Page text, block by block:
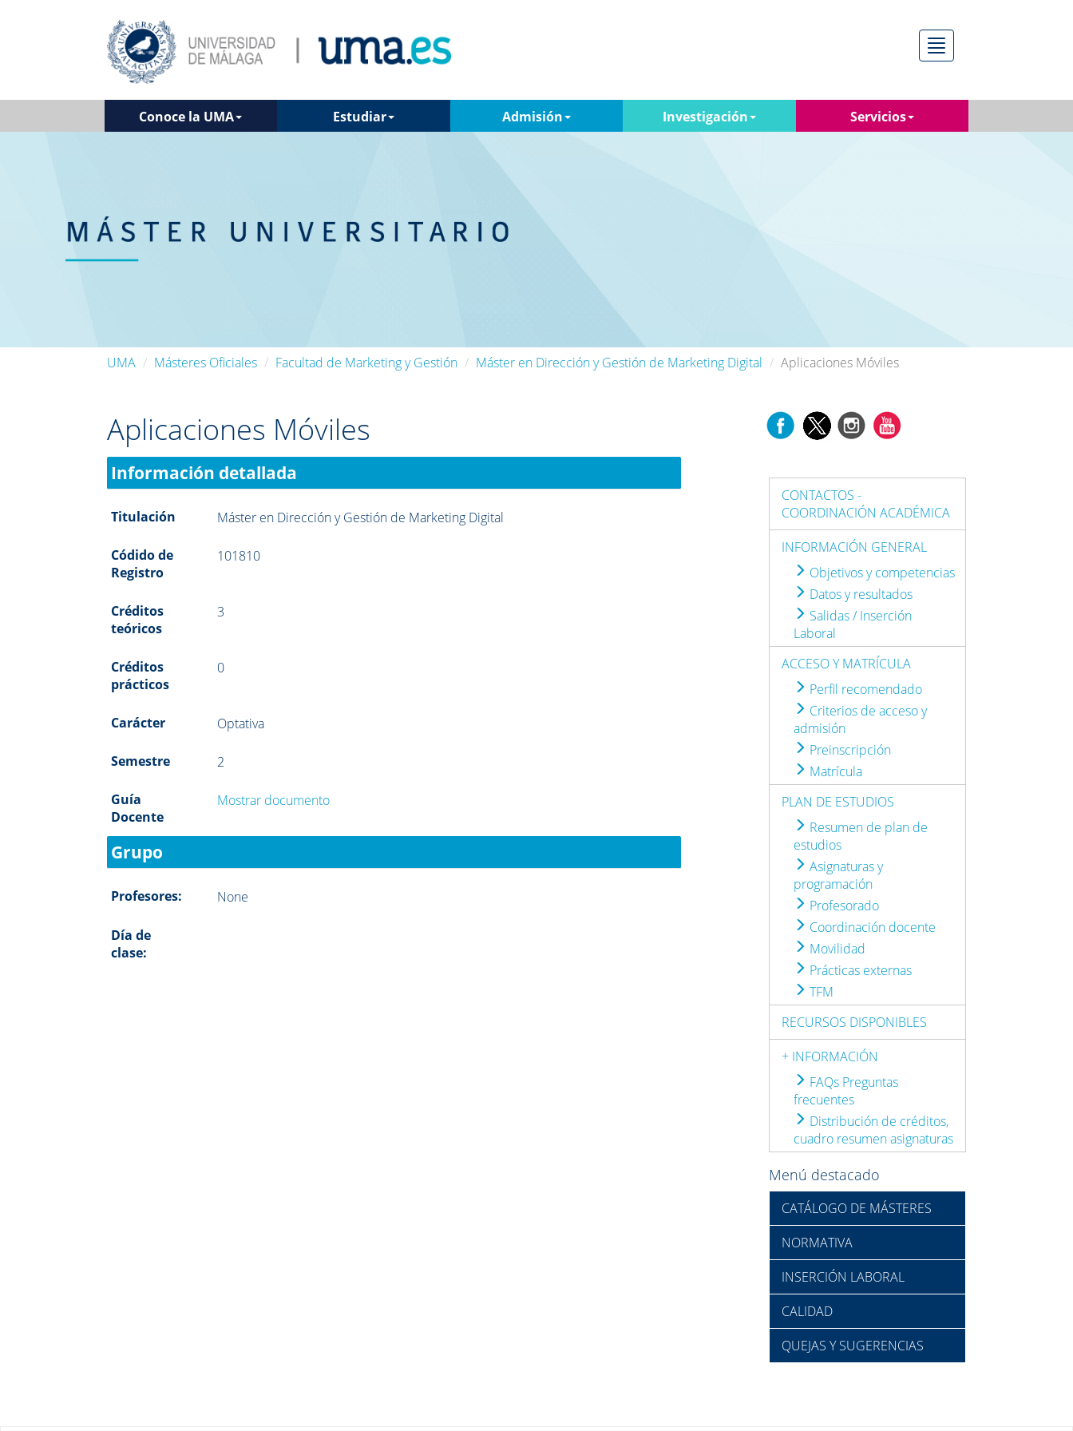
Menú
Conoce la UMA Estudiar Admisión Investigación Servicios
UMA Másteres Oficiales Facultad de Marketing y Gestión Máster en Dirección y Gestión de Marketing Digital Aplicaciones Móviles
Aplicaciones Móviles
Información detallada
Titulación Máster en Dirección y Gestión de Marketing Digital
Códido de
Registro
101810
Créditos
teóricos
3
Créditos
prácticos
0
Carácter Optativa
Semestre 2
Guía
Docente
Mostrar documento
Grupo
Profesores: None
Día de
clase:
CONTACTOS -
COORDINACIÓN ACADÉMICA
INFORMACIÓN GENERAL
Objetivos y competencias
Datos y resultados
Salidas / Inserción
Laboral
ACCESO Y MATRÍCULA
Perfil recomendado
Criterios de acceso y
admisión
Preinscripción
Matrícula
PLAN DE ESTUDIOS
Resumen de plan de
estudios
Asignaturas y
programación
Profesorado
Coordinación docente
Movilidad
Prácticas externas
TFM
RECURSOS DISPONIBLES
+ INFORMACIÓN
FAQs Preguntas
frecuentes
Distribución de créditos,
cuadro resumen asignaturas
Menú destacado
CATÁLOGO DE MÁSTERES
NORMATIVA
INSERCIÓN LABORAL
CALIDAD
QUEJAS Y SUGERENCIAS